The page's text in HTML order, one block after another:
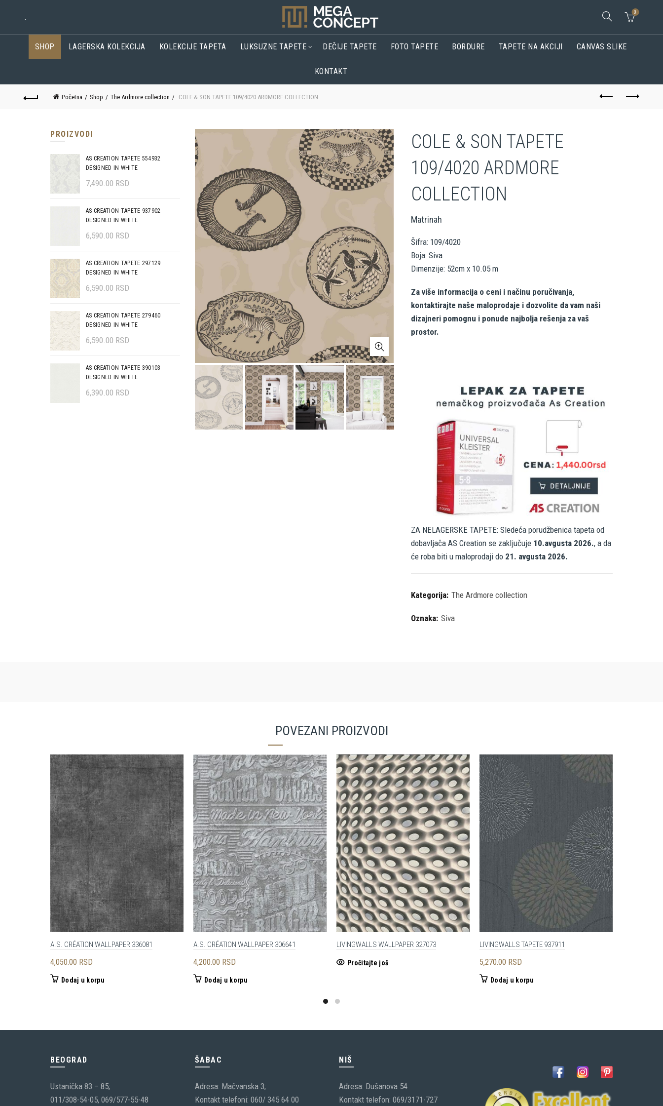
. 0
SHOP LAGERSKA KOLEKCIJA KOLEKCIJE TAPETA LUKSUZNE TAPETE DEČIJE TAPETE FOTO TAPETE BORDURE TAPETE NA AKCIJI CANVAS SLIKE
KONTAKT
Početna Shop The Ardmore collection COLE & SON TAPETE 109/4020 ARDMORE COLLECTION
COLE & SON TAPETE
109/4020 ARDMORE
COLLECTION
Matrinah
Šifra: 109/4020
Boja: Siva
Dimenzije: 52cm x 10.05 m
Za više informacija o ceni i načinu poručivanja,
kontaktirajte naše maloprodaje i dozvolite da vam naši
dizajneri pomognu i ponude najbolja rešenja za vaš
prostor.
ZA NELAGERSKE TAPETE: Sledeća porudžbenica tapeta od
dobavljača AS Creation se zaključuje 10.avgusta 2026., a da
će roba biti u maloprodaji do 21. avgusta 2026.
Kategorija: The Ardmore collection
Oznaka: Siva
PROIZVODI
AS CREATION TAPETE 554932
DESIGNED IN WHITE
7,490.00 RSD
AS CREATION TAPETE 937902
DESIGNED IN WHITE
6,590.00 RSD
AS CREATION TAPETE 297129
DESIGNED IN WHITE
6,590.00 RSD
AS CREATION TAPETE 279460
DESIGNED IN WHITE
6,590.00 RSD
AS CREATION TAPETE 390103
DESIGNED IN WHITE
6,390.00 RSD
POVEZANI PROIZVODI
A.S. CRÉATION WALLPAPER 336081
4,050.00 RSD
Dodaj u korpu
A.S. CRÉATION WALLPAPER 306641
4,200.00 RSD
Dodaj u korpu
LIVINGWALLS WALLPAPER 327073
Pročitajte još
LIVINGWALLS TAPETE 937911
5,270.00 RSD
Dodaj u korpu
BEOGRAD
Ustanička 83 – 85;
011/308-54-05, 069/577-55-48
ŠABAC
Adresa: Mačvanska 3;
Kontakt telefoni: 060/ 345 64 00
NIŠ
Adresa: Dušanova 54
Kontakt telefon: 069/3171-727